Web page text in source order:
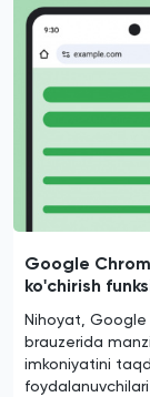
Google
ko'chirish
Nihoyat,
brauzerida
imkoniyatini